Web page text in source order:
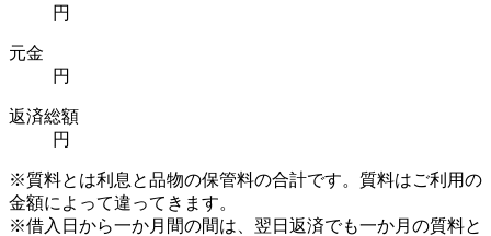
円
元金
円
返済総額
円
※質料とは利息と品物の保管料の合計です。質料はご利用の
金額によって違ってきます。
※借入日から一か月間の間は、翌日返済でも一か月の質料と